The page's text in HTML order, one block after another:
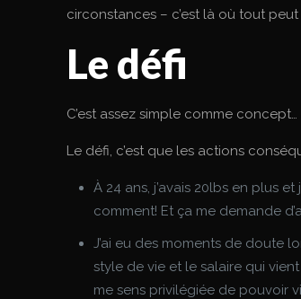
circonstances – c’est là où tout
Le défi
C’est assez simple comme
Le défi, c’est que les actions
À 24 ans, j’avais 20lbs en plus
comment! Et ça me demande
J’ai eu des moments de doute
style de vie et le salaire qui
me sens privilégiée de pouvoir